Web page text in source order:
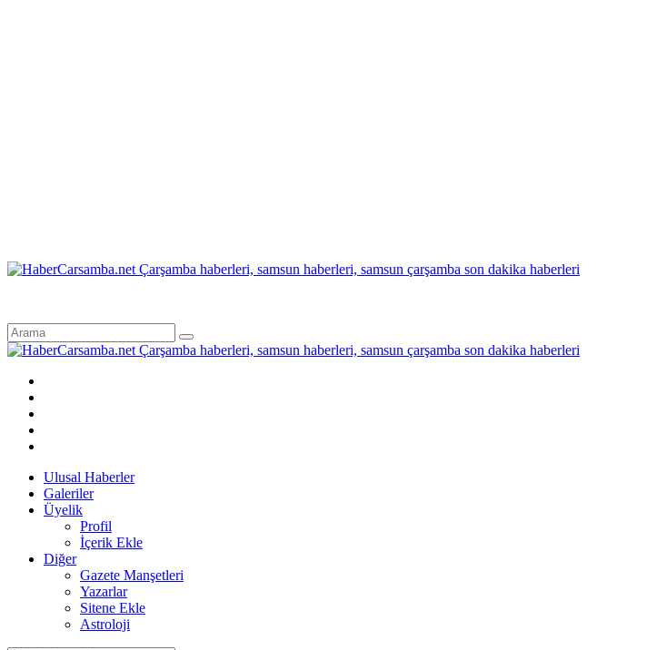
Ulusal Haberler
Galeriler
Üyelik
Profil
İçerik Ekle
Diğer
Gazete Manşetleri
Yazarlar
Sitene Ekle
Astroloji